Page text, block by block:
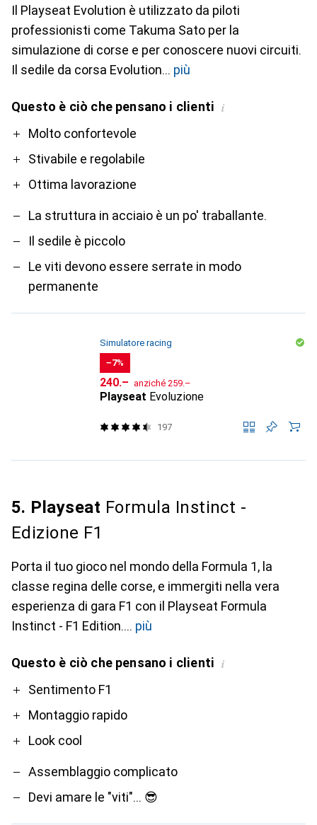
Il Playseat Evolution è utilizzato da piloti
professionisti come Takuma Sato per la
simulazione di corse e per conoscere nuovi circuiti.
Il sedile da corsa Evolution
più
Questo è ciò che pensano i clienti i
ProMolto confortevole
Stivabile e regolabile
Ottima lavorazione
Contro
La struttura in acciaio è un po' traballante.
Il sedile è piccolo
Le viti devono essere serrate in modo
permanente
Simulatore racing
−7%
CHF
240.– anziché CHF
259.–
Playseat Evoluzione
197
5. Playseat Formula Instinct -
Edizione F1
Porta il tuo gioco nel mondo della Formula 1, la
classe regina delle corse, e immergiti nella vera
esperienza di gara F1 con il Playseat Formula
Instinct - F1 Edition.
più
Questo è ciò che pensano i clienti i
ProSentimento F1
Montaggio rapido
Look cool
Contro
Assemblaggio complicato
Devi amare le "viti"... 😎